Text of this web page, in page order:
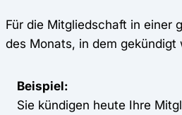
Für die Mitgliedschaft in einer
des Monats, in dem gekündigt
Beispiel:
Sie kündigen heute Ihre